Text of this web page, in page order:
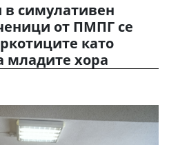
в симулативен
от ПМПГ се
като
младите хора